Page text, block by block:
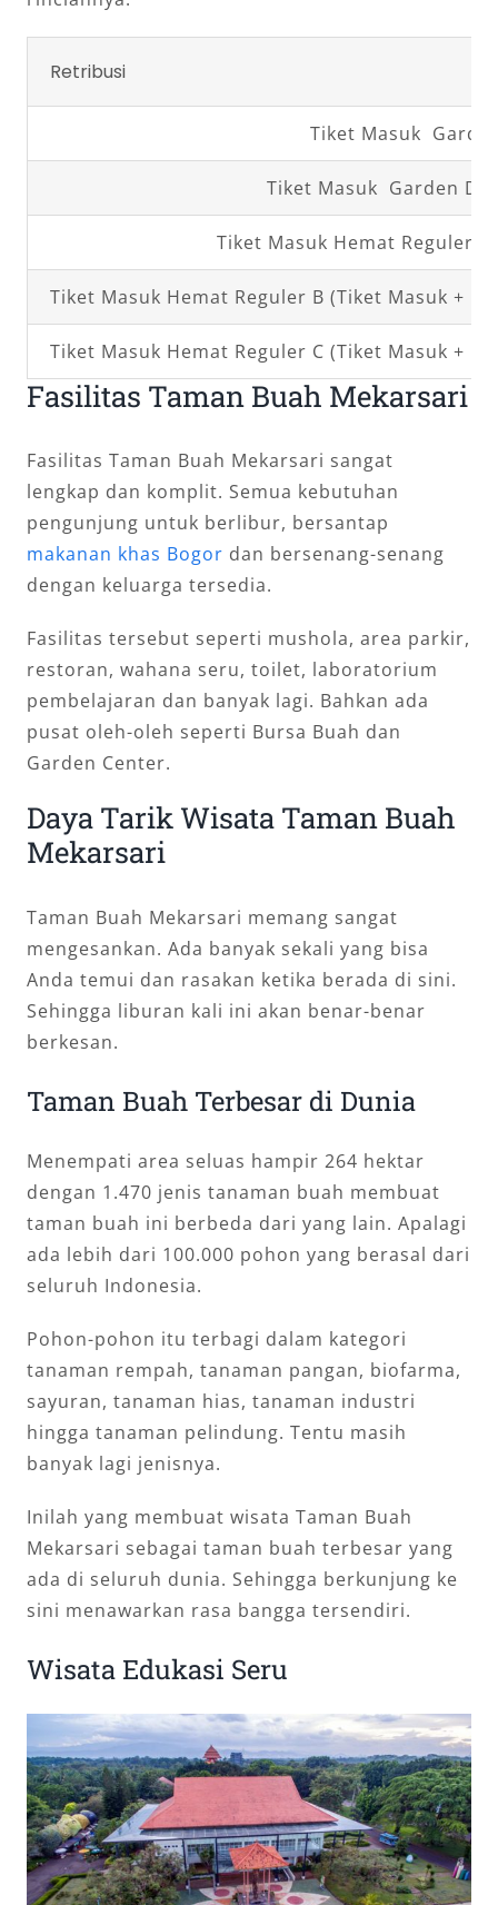
Retribusi
Tiket Masuk
Tiket Masuk Garden
Tiket Masuk Hemat Reguler
Tiket Masuk Hemat Reguler B (Tiket Masuk +
Tiket Masuk Hemat Reguler C (Tiket Masuk +
Fasilitas Taman Buah Mekarsari
Fasilitas Taman Buah Mekarsari sangat
lengkap dan komplit. Semua kebutuhan
pengunjung untuk berlibur, bersantap
makanan khas Bogor dan bersenang-senang
dengan keluarga tersedia.
Fasilitas tersebut seperti mushola, area parkir,
restoran, wahana seru, toilet, laboratorium
pembelajaran dan banyak lagi. Bahkan ada
pusat oleh-oleh seperti Bursa Buah dan
Garden Center.
Daya Tarik Wisata Taman Buah
Mekarsari
Taman Buah Mekarsari memang sangat
mengesankan. Ada banyak sekali yang bisa
Anda temui dan rasakan ketika berada di sini.
Sehingga liburan kali ini akan benar-benar
berkesan.
Taman Buah Terbesar di Dunia
Menempati area seluas hampir 264 hektar
dengan 1.470 jenis tanaman buah membuat
taman buah ini berbeda dari yang lain. Apalagi
ada lebih dari 100.000 pohon yang berasal dari
seluruh Indonesia.
Pohon-pohon itu terbagi dalam kategori
tanaman rempah, tanaman pangan, biofarma,
sayuran, tanaman hias, tanaman industri
hingga tanaman pelindung. Tentu masih
banyak lagi jenisnya.
Inilah yang membuat wisata Taman Buah
Mekarsari sebagai taman buah terbesar yang
ada di seluruh dunia. Sehingga berkunjung ke
sini menawarkan rasa bangga tersendiri.
Wisata Edukasi Seru